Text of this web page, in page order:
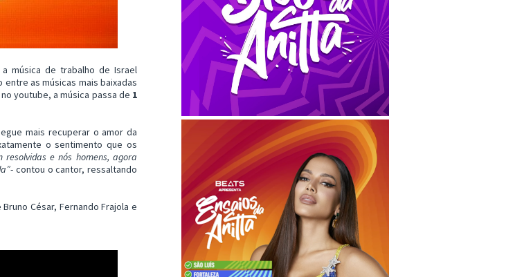
música de trabalho de Israel
as músicas mais baixadas
youtube, a música passa de 1
mais recuperar o amor da
o sentimento que os
resolvidas e nós homens, agora
- contou o cantor, ressaltando
César, Fernando Frajola e